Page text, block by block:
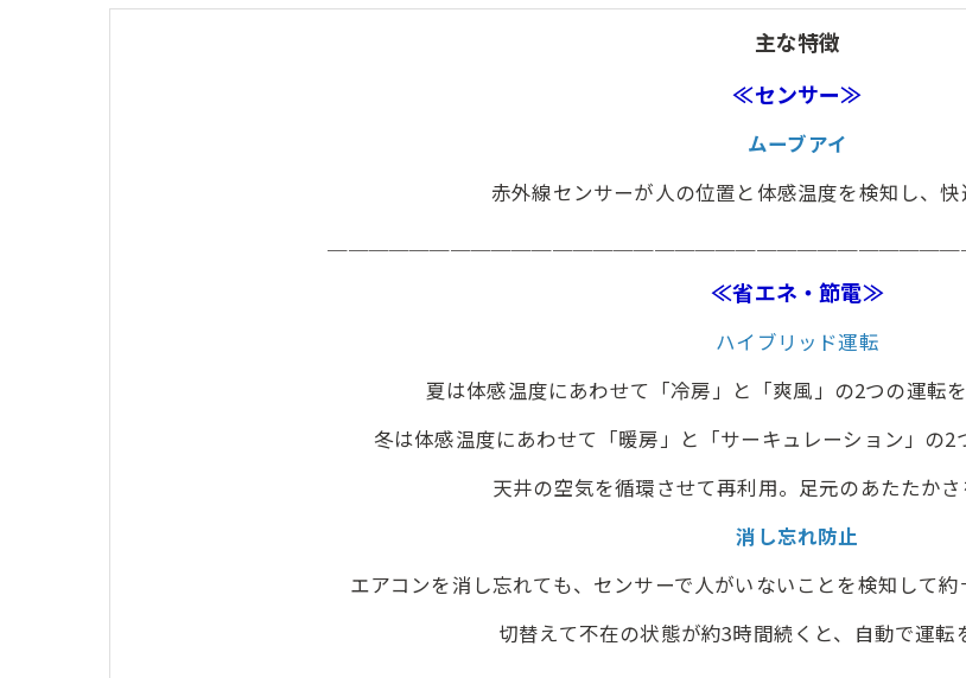
主な特徴
≪センサー≫
ムーブアイ
赤外線センサーが人の位置と体感温度を検知し、
≪省エネ・節電≫
ハイブリッド運転
夏は体感温度にあわせて「冷房」と「爽風」の2つの運転
冬は体感温度にあわせて「暖房」と「サーキュレーション」の2
天井の空気を循環させて再利用。足元のあたたかさ
消し忘れ防止
エアコンを消し忘れても、センサーで人がいないことを検知して
切替えて不在の状態が約3時間続くと、自動で運転